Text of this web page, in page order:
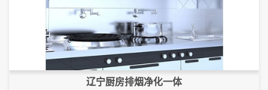
辽宁厨房排烟净化一体